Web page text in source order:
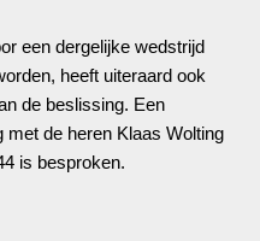
een dergelijke wedstrijd
heeft uiteraard ook
de beslissing. Een
met de heren Klaas Wolting
is besproken.